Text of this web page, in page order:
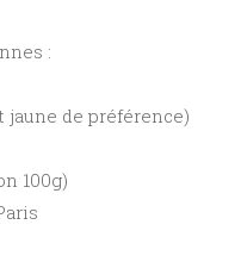
:
jaune de préférence)
100g)